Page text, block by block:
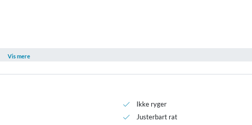
Vis mere
Ikke ryger
Justerbart rat